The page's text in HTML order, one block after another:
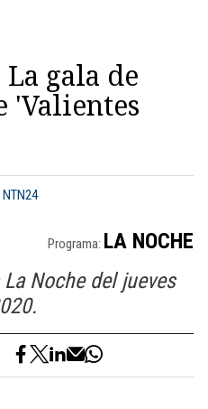
La gala de
'Valientes
Programa: LA NOCHE
Noche del jueves